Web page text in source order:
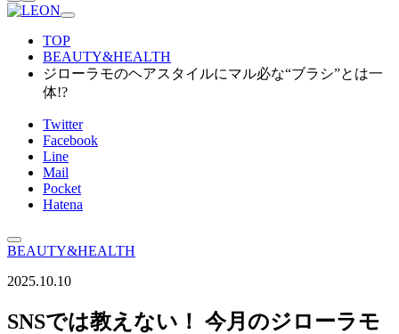
TOP
BEAUTY&HEALTH
ジローラモのヘアスタイルにマル必な“ブラシ”とは一
体!?
Twitter
Facebook
Line
Mail
Pocket
Hatena
BEAUTY&HEALTH
2025.10.10
SNSでは教えない！ 今月のジローラモ